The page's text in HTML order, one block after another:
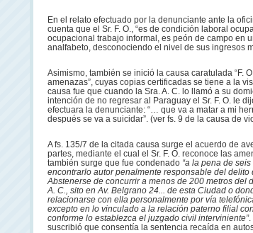
En el relato efectuado por la denunciante ante la
cuenta que el Sr. F. O., “es de condición laboral
ocupacional trabajo informal, es peón de campo en
analfabeto, desconociendo el nivel de sus ingresos
Asimismo, también se inició la causa caratulada “F.
amenazas”, cuyas copias certificadas se tiene a la
causa fue que cuando la Sra. A. C. lo llamó a su
intención de no regresar al Paraguay el Sr. F. O. le
efectuara la denunciante: “… que va a matar a mi
después se va a suicidar”. (ver fs. 9 de la causa de
A fs. 135/7 de la citada causa surge el acuerdo de
partes, mediante el cual el Sr. F. O. reconoce las
también surge que fue condenado “a la pena de
encontrarlo autor penalmente responsable del
Abstenerse de concurrir a menos de 200 metros del
A. C., sito en Av. Belgrano 24... de esta Ciudad o
relacionarse con ella personalmente por vía
excepto en lo vinculado a la relación paterno filial
conforme lo establezca el juzgado civil interviniente”.
suscribió que consentía la sentencia recaída en